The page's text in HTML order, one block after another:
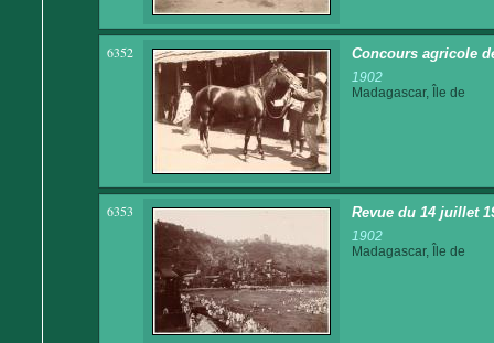
6352 Concours agricole
1902
Madagascar, Île de
6353 Revue du 14 juillet
1902
Madagascar, Île de